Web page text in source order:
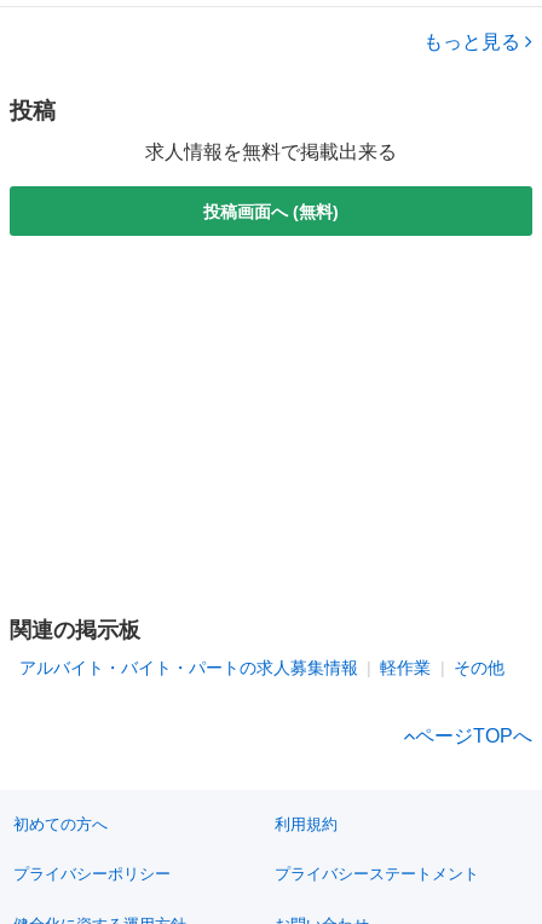
員登用制度あり！20代～40代までの男性活躍中！赴任旅費会社負担！
食堂利用可★マイカー通勤可！作業着無償貸与◎《埼玉県桶川市》 人
もっと見る
投稿
求人情報を無料で掲載出来る
投稿画面へ (無料)
関連の掲示板
アルバイト・バイト・パートの求人募集情報 軽作業 その他
ページTOPへ
初めての方へ 利用規約
プライバシーポリシー プライバシーステートメント